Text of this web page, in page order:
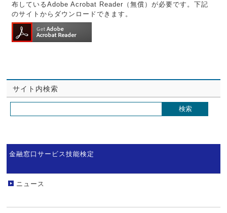
布しているAdobe Acrobat Reader（無償）が必要です。下記
のサイトからダウンロードできます。
サイト内検索
金融窓口サービス技能検定
ニュース